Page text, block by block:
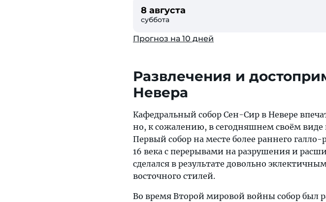
8 августа
суббота
Прогноз на 10 дней
Развлечения и
Невера
Кафедральный собор Сен-Сир в Невере
но, к сожалению, в сегодняшнем своём виде
Первый собор на месте более раннего
16 века с перерывами на разрушения и
сделался в результате довольно
восточного стилей.
Во время Второй мировой войны собор был